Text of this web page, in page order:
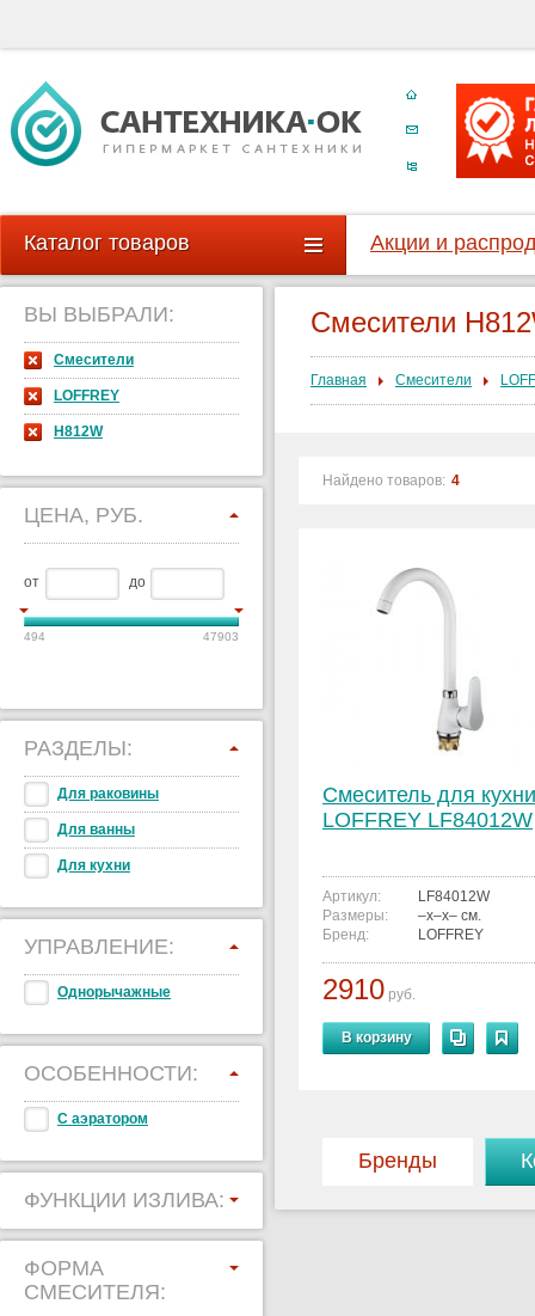
Каталог товаров Акции и
ВЫ ВЫБРАЛИ:
Смесители
LOFFREY
H812W
ЦЕНА, РУБ.
от до
494 47903
РАЗДЕЛЫ:
Для раковины
Для ванны
Для кухни
УПРАВЛЕНИЕ:
Однорычажные
ОСОБЕННОСТИ:
С аэратором
ФУНКЦИИ ИЗЛИВА:
ФОРМА
СМЕСИТЕЛЯ:
Смесители
Главная Смесители
Найдено товаров: 4
Смеситель для кухни
LOFFREY LF84012W
Артикул:
LF84012W
Размеры:
–x–x– см.
Бренд:
LOFFREY
2910 руб.
В корзину
Бренды